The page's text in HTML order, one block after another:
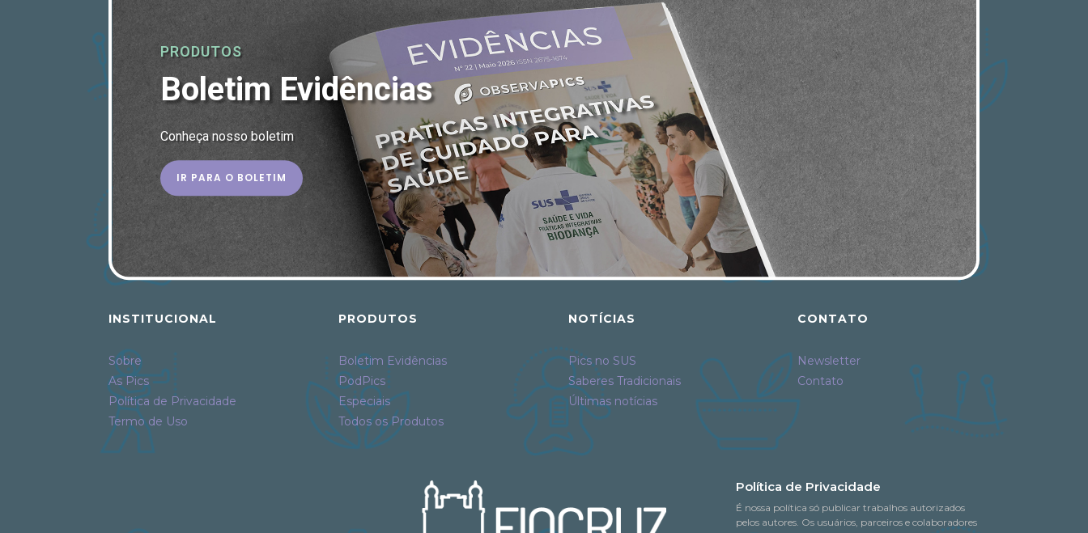
PRODUTOS
Boletim Evidências
Conheça nosso boletim
IR PARA O BOLETIM
INSTITUCIONAL
Sobre
As Pics
Política de Privacidade
Termo de Uso
PRODUTOS
Boletim Evidências
PodPics
Especiais
Todos os Produtos
NOTÍCIAS
Pics no SUS
Saberes Tradicionais
Últimas notícias
CONTATO
Newsletter
Contato
Política de Privacidade
É nossa política só publicar trabalhos autorizados
pelos autores. Os usuários, parceiros e colaboradores